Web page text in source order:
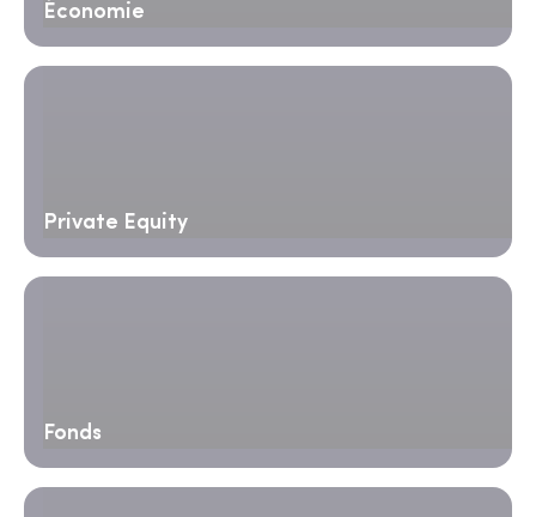
Économie
Private Equity
Fonds